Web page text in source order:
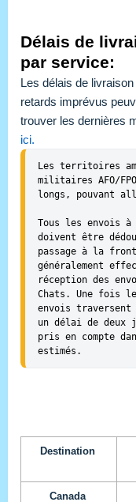
Délais de
par service:
Les délais de
retards imprévus
trouver les dernières
ici.
Les territoires
militaires AFO/
longs, pouvant
Tous les envois
doivent être
passage à la
généralement
réception des
Chats. Une fois le
envois
un délai de deux
pris en compte
estimés.
Destination
Canada